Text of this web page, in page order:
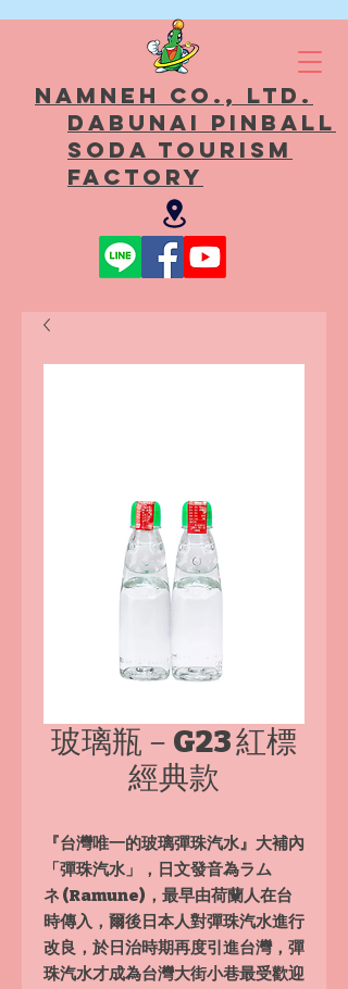
Namneh Co., Ltd.
Dabunai Pinball
Soda Tourism
Factory
玻璃瓶－G23 紅標
經典款
『台灣唯一的玻璃彈珠汽水』大補內
「彈珠汽水」，日文發音為ラム
ネ (Ramune)，最早由荷蘭人在台
時傳入，爾後日本人對彈珠汽水進行
改良，於日治時期再度引進台灣，彈
珠汽水才成為台灣大街小巷最受歡迎